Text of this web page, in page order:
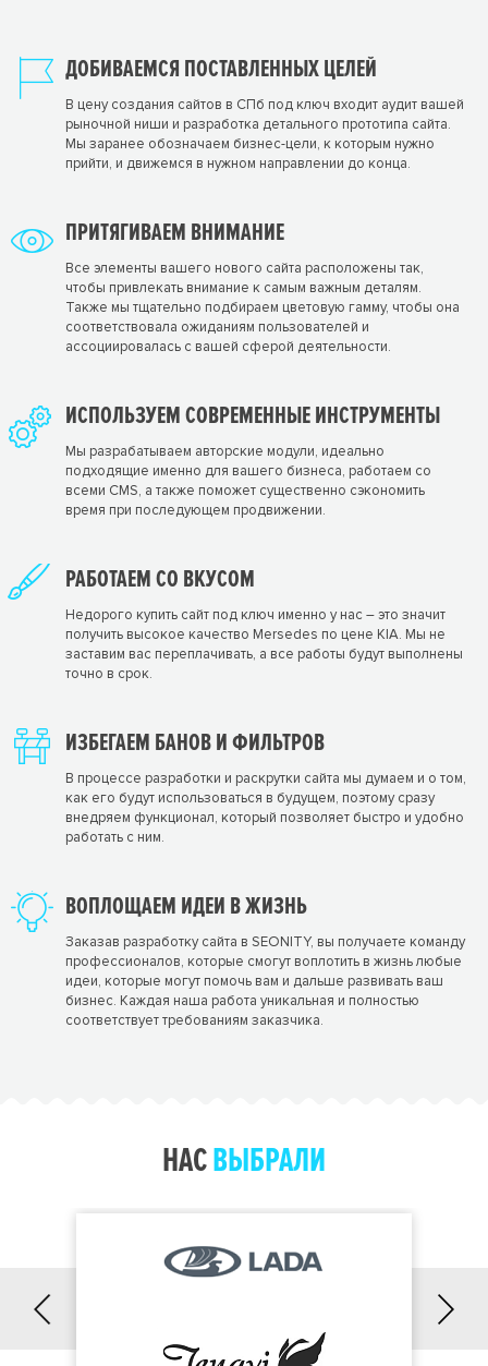
ДОБИВАЕМСЯ ПОСТАВЛЕННЫХ ЦЕЛЕЙ
В цену создания сайтов в СПб под ключ входит аудит вашей
рыночной ниши и разработка детального прототипа сайта.
Мы заранее обозначаем бизнес-цели, к которым нужно
прийти, и движемся в нужном направлении до конца.
ПРИТЯГИВАЕМ ВНИМАНИЕ
Все элементы вашего нового сайта расположены так,
чтобы привлекать внимание к самым важным деталям.
Также мы тщательно подбираем цветовую гамму, чтобы она
соответствовала ожиданиям пользователей и
ассоциировалась с вашей сферой деятельности.
ИСПОЛЬЗУЕМ СОВРЕМЕННЫЕ ИНСТРУМЕНТЫ
Мы разрабатываем авторские модули, идеально
подходящие именно для вашего бизнеса, работаем со
всеми CMS, а также поможет существенно сэкономить
время при последующем продвижении.
РАБОТАЕМ СО ВКУСОМ
Недорого купить сайт под ключ именно у нас – это значит
получить высокое качество Mersedes по цене KIA. Мы не
заставим вас переплачивать, а все работы будут выполнены
точно в срок.
ИЗБЕГАЕМ БАНОВ И ФИЛЬТРОВ
В процессе разработки и раскрутки сайта мы думаем и о том,
как его будут использоваться в будущем, поэтому сразу
внедряем функционал, который позволяет быстро и удобно
работать с ним.
ВОПЛОЩАЕМ ИДЕИ В ЖИЗНЬ
Заказав разработку сайта в SEONITY, вы получаете команду
профессионалов, которые смогут воплотить в жизнь любые
идеи, которые могут помочь вам и дальше развивать ваш
бизнес. Каждая наша работа уникальная и полностью
соответствует требованиям заказчика.
НАСВЫБРАЛИ